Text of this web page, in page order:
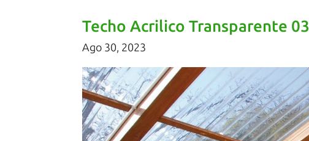
Techo Acrilico Transparente 03
Ago 30, 2023